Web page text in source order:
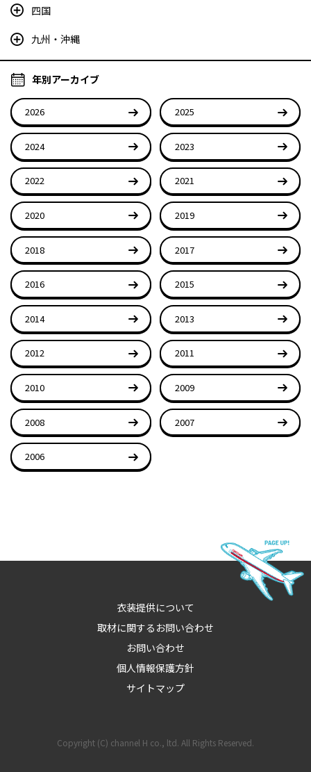
四国
九州・沖縄
年別アーカイブ
2026 2025
2024 2023
2022 2021
2020 2019
2018 2017
2016 2015
2014 2013
2012 2011
2010 2009
2008 2007
2006
衣装提供について
取材に関するお問い合わせ
お問い合わせ
個人情報保護方針
サイトマップ
Copyright (C) channel H co., ltd. All Rights Reserved.